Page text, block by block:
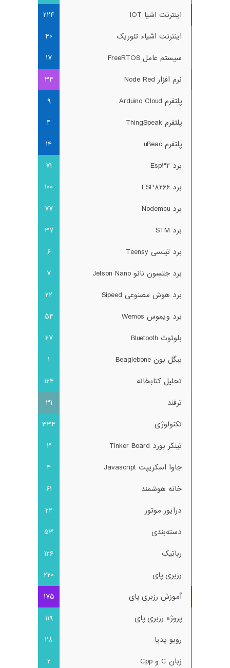
اینترنت اشیا IOT
224
اینترنت اشیاء تئوریک
40
سیستم عامل FreeRTOS
17
نرم افزار Node Red
34
پلتفرم Arduino Cloud
9
پلتفرم ThingSpeak
4
پلتفرم uBeac
14
برد Esp32
71
برد ESP8266
100
برد Nodemcu
77
برد STM
37
برد تینسی Teensy
6
برد جتسون نانو Jetson Nano
7
برد هوش مصنوعی Sipeed
22
برد ویموس Wemos
54
بلوتوث Bluetooth
27
بیگل بون Beaglebone
1
تحلیل کتابخانه
124
ترفند
31
تکنولوژی
334
تینکر بورد Tinker Board
3
جاوا اسکریپت Javascript
4
خانه هوشمند
61
درایور موتور
22
دسته‌بندی
53
رباتیک
126
رزبری پای
220
آموزش رزبری پای
175
پروژه رزبری پای
119
روبو-پدیا
28
زبان C و Cpp
2